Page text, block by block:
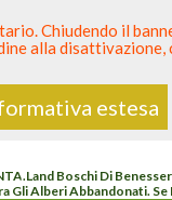
>Ambulatori
.LandBoschi Di
Gli Alberi Abbandonati. Se
Chiudendo il
alla
estesa